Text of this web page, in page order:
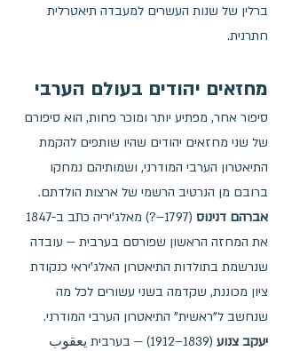
ברלין של שנות העשרים למעבדה תיאטרלית
חתרנית.
מחזאים יהודים בעולם הערבי
סיפור אחר, מפתיע יותר ומוכר פחות, הוא סיפורם
של שני מחזאים יהודים שהיו שותפים להקמת
התיאטרון הערבי המודרני, ושמותיהם נמחקו
ברובם מן הנרטיב הרשמי של ארצות הולדתם.
אברהם דנינוס
את המחזה הראשון שפורסם בערבית — עובדה
שנרשמת בתולדות התיאטרון האלג'יראי כנקודת
ציון מכוננת, שקדמה בשני עשורים לכל מה
שנחשב ל"ראשית" התיאטרון הערבי המודרני.
יעקב צנוע
(1839–1912) — בערבית يعقوب